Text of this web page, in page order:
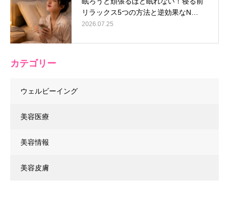
リラックス5つの方法と逆効果なN…
2026.07.25
カテゴリー
ウェルビーイング
美容医療
美容情報
美容皮膚